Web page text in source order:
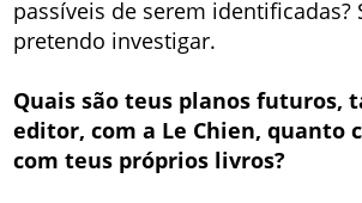
passíveis de serem identificadas?
pretendo investigar.
Quais são teus planos futuros,
editor, com a Le Chien, quanto
com teus próprios livros?